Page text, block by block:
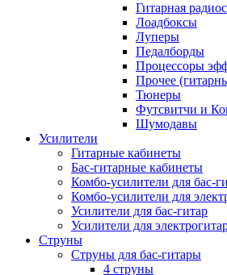
Гитарная
Лоадбоксы
Луперы
Педалборды
Процессоры
Прочее
Тюнеры
Футсвитчи и
Шумодавы
Усилители
Гитарные кабинеты
Бас-гитарные кабинеты
Комбо-усилители для бас-
Комбо-усилители для
Усилители для бас-гитар
Усилители для
Струны
Струны для бас-гитары
4 струны